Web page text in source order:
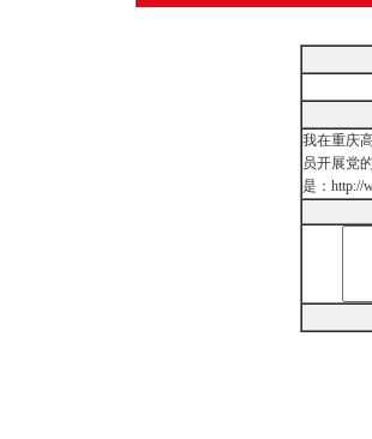
我在重庆
员开展党
是：http://